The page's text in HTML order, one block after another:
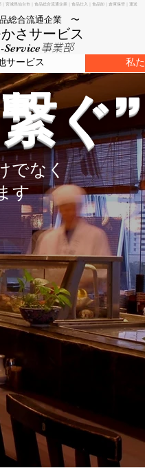
サービス 私
さサービス
総合流通企業 〜
Service事業部
宮城県仙台市｜食品総合流通企業｜食品仕入｜食品卸｜倉庫保管｜運送
ぐ”
でなく
す